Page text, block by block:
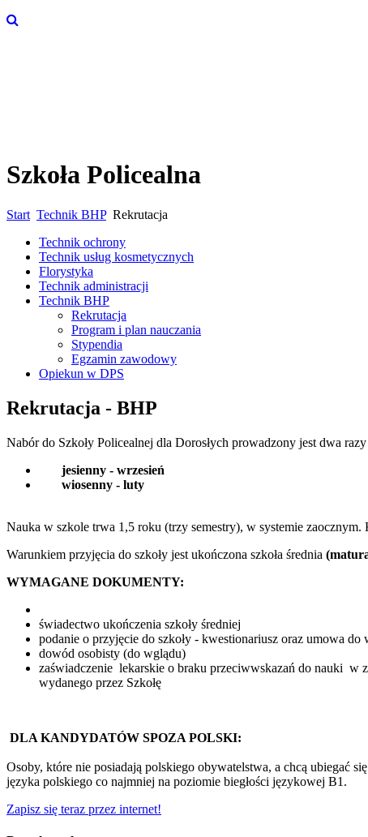
Szkoła Policealna
Start Technik BHP Rekrutacja
Technik ochrony
Technik usług kosmetycznych
Florystyka
Technik administracji
Technik BHP
Rekrutacja
Program i plan nauczania
Stypendia
Egzamin zawodowy
Opiekun w DPS
Rekrutacja - BHP
Nabór do Szkoły Policealnej dla Dorosłych prowadzony jest dwa
jesienny - wrzesień
wiosenny - luty
Nauka w szkole trwa 1,5 roku (trzy semestry), w systemie
Warunkiem przyjęcia do szkoły jest ukończona szkoła średnia
WYMAGANE DOKUMENTY:
świadectwo ukończenia szkoły średniej
podanie o przyjęcie do szkoły - kwestionariusz oraz umowa do
dowód osobisty (do wglądu)
zaświadczenie lekarskie o braku przeciwwskazań do nauki w
wydanego przez Szkołę
DLA KANDYDATÓW SPOZA POLSKI:
Osoby, które nie posiadają polskiego obywatelstwa, a chcą ubiegać
języka polskiego co najmniej na poziomie biegłości językowej B1.
Zapisz się teraz przez internet!